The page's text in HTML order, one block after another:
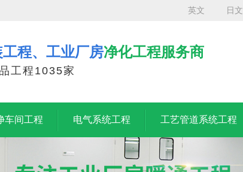
英文 日文
程、工业厂房净化工程服务商
工程1035家
车间工程 电气系统工程 工艺管道系统工程